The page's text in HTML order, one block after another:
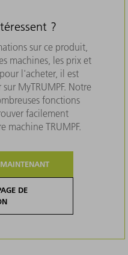
?
sur ce produit,
machines, les prix et
l'acheter, il est
MyTRUMPF. Notre
fonctions
facilement
machine TRUMPF.
DE